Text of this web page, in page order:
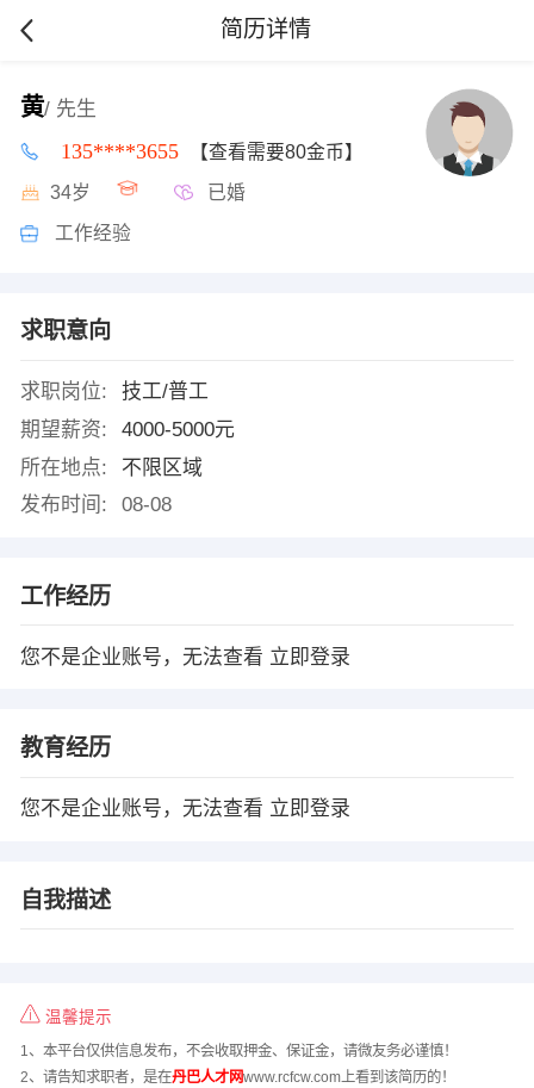
简历详情
黄/ 先生
135****3655 【查看需要80金币】
34岁 已婚
工作经验
求职意向
求职岗位:
技工/普工
期望薪资:
4000-5000元
所在地点:
不限区域
发布时间:
08-08
工作经历
您不是企业账号，无法查看 立即登录
教育经历
您不是企业账号，无法查看 立即登录
自我描述
温馨提示
1、本平台仅供信息发布，不会收取押金、保证金，请微友务必谨慎！
2、请告知求职者，是在丹巴人才网www.rcfcw.com上看到该简历的！